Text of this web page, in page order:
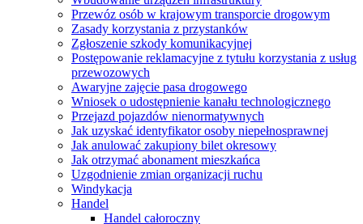
Przewóz osób w krajowym transporcie drogowym
Zasady korzystania z przystanków
Zgłoszenie szkody komunikacyjnej
Postępowanie reklamacyjne z tytułu korzystania z usług
przewozowych
Awaryjne zajęcie pasa drogowego
Wniosek o udostępnienie kanału technologicznego
Przejazd pojazdów nienormatywnych
Jak uzyskać identyfikator osoby niepełnosprawnej
Jak anulować zakupiony bilet okresowy
Jak otrzymać abonament mieszkańca
Uzgodnienie zmian organizacji ruchu
Windykacja
Handel
Handel całoroczny